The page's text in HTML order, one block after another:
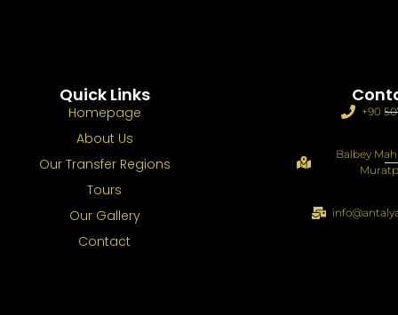
Quick Links
Homepage
About Us
Our Transfer Regions
Tours
Our Gallery
Contact
+90
Balbey